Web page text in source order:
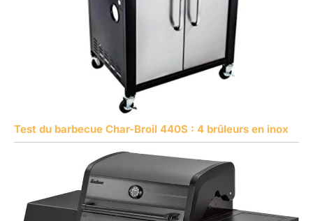
Test du barbecue Char-Broil 440S : 4 brûleurs en inox